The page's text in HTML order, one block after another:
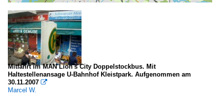
Mitfahrt im MAN Lion's City Doppelstockbus. Mit
Haltestellenansage U-Bahnhof Kleistpark. Aufgenommen am
30.11.2007 
Marcel W.